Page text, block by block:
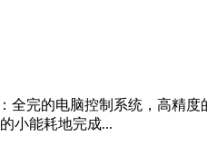
全完的电脑控制系统，高精度
小能耗地完成...